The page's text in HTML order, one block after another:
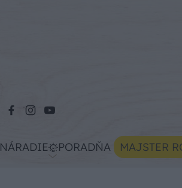
NÁRADIE PORADŇA MAJSTER